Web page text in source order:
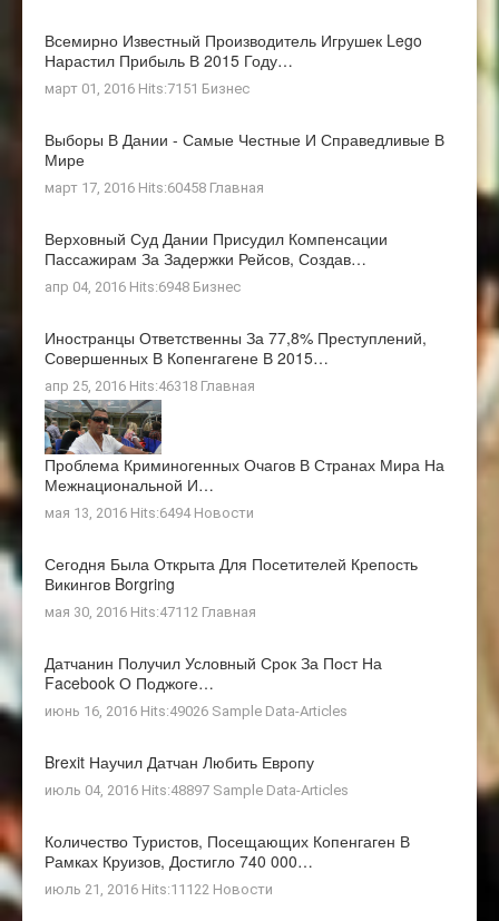
Всемирно Известный Производитель Игрушек Lego
Нарастил Прибыль В 2015 Году…
март 01, 2016 Hits:7151 Бизнес
Выборы В Дании - Самые Честные И Справедливые В
Мире
март 17, 2016 Hits:60458 Главная
Верховный Суд Дании Присудил Компенсации
Пассажирам За Задержки Рейсов, Создав…
апр 04, 2016 Hits:6948 Бизнес
Иностранцы Ответственны За 77,8% Преступлений,
Совершенных В Копенгагене В 2015…
апр 25, 2016 Hits:46318 Главная
Проблема Криминогенных Очагов В Странах Мира На
Межнациональной И…
мая 13, 2016 Hits:6494 Новости
Сегодня Была Открыта Для Посетителей Крепость
Викингов Borgring
мая 30, 2016 Hits:47112 Главная
Датчанин Получил Условный Срок За Пост На
Facebook О Поджоге…
июнь 16, 2016 Hits:49026 Sample Data-Articles
Brexit Научил Датчан Любить Европу
июль 04, 2016 Hits:48897 Sample Data-Articles
Количество Туристов, Посещающих Копенгаген В
Рамках Круизов, Достигло 740 000…
июль 21, 2016 Hits:11122 Новости